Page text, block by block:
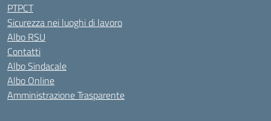
PTPCT
Sicurezza nei luoghi di lavoro
Albo RSU
Contatti
Albo Sindacale
Albo Online
Amministrazione Trasparente